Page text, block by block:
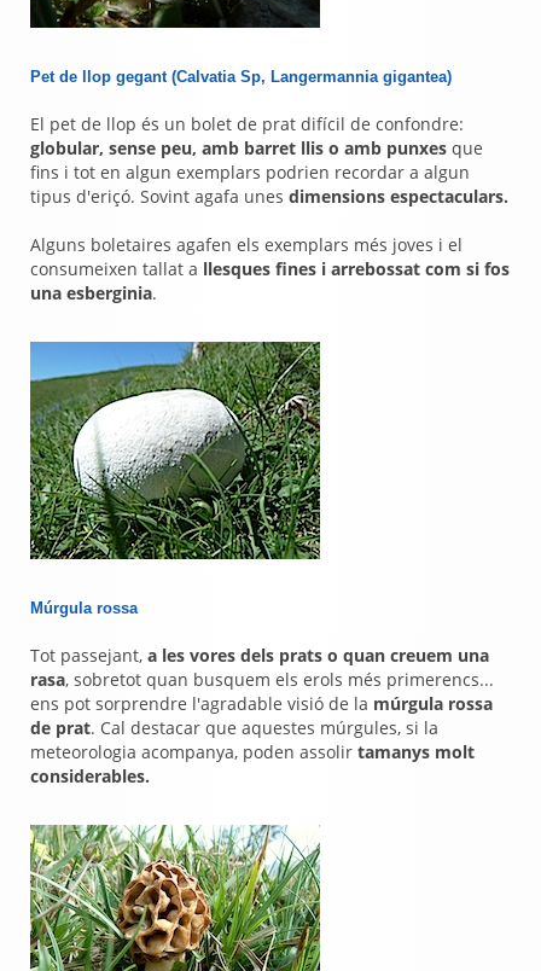
Pet de llop gegant (Calvatia Sp, Langermannia gigantea)
El pet de llop és un bolet de prat difícil de confondre:
globular, sense peu, amb barret llis o amb punxes que
fins i tot en algun exemplars podrien recordar a algun
tipus d'eriçó. Sovint agafa unes dimensions espectaculars.
Alguns boletaires agafen els exemplars més joves i el
consumeixen tallat a llesques fines i arrebossat com si fos
una esberginia.
Múrgula rossa
Tot passejant, a les vores dels prats o quan creuem una
rasa, sobretot quan busquem els erols més primerencs...
ens pot sorprendre l'agradable visió de la múrgula rossa
de prat. Cal destacar que aquestes múrgules, si la
meteorologia acompanya, poden assolir tamanys molt
considerables.